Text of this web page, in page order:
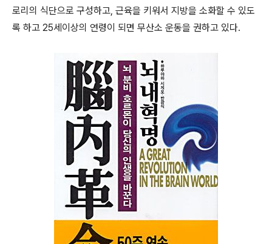
로리의 식단으로 구성하고, 근육을 키워서 지방을 소화할 수 있도
록 하고 25세이상의 연령이 되면 무산소 운동을 권하고 있다.